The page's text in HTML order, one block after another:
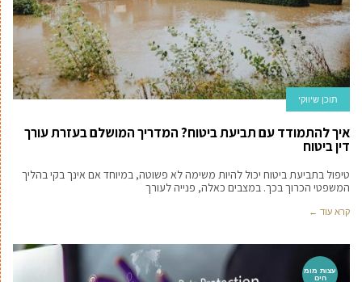
תוכן שיווקי
איך להתמודד עם תביעת ביטוח? המדריך המושלם בעזרת עורך
דין ביטוח
טיפול בתביעת ביטוח יכול להיות משימה לא פשוטה, במיוחד אם אינך בקי בהליך
המשפטי הכרוך בכך. במצבים כאלה, פנייה לעורך
קרא עוד ←
עצות מומ
חים